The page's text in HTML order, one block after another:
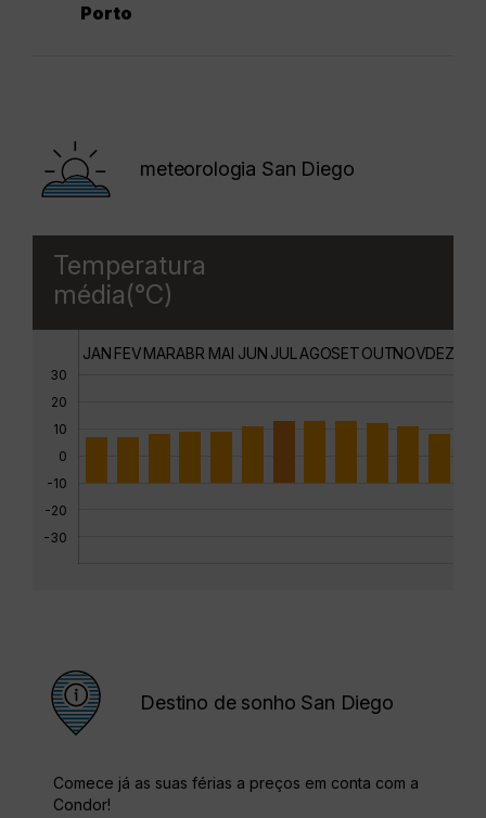
Porto
meteorologia San Diego
Temperatura
média(°C)
30
20
10
0
-10
-20
-30
JAN FEVMARABR MAI JUN JUL AGOSETOUTNOVDEZ
Destino de sonho San Diego
Comece já as suas férias a preços em conta com a
Condor!